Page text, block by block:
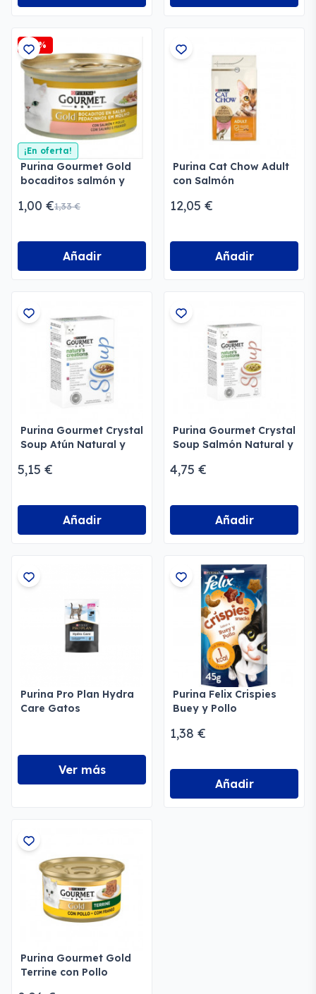
-25%
¡En oferta!
Purina Gourmet Gold
bocaditos salmón y
1,00 €1,33 €
Añadir
Purina Cat Chow Adult
con Salmón
12,05 €
Añadir
Purina Gourmet Crystal
Soup Atún Natural y
5,15 €
Añadir
Purina Gourmet Crystal
Soup Salmón Natural y
4,75 €
Añadir
Purina Pro Plan Hydra
Care Gatos
Ver más
Purina Felix Crispies
Buey y Pollo
1,38 €
Añadir
Purina Gourmet Gold
Terrine con Pollo